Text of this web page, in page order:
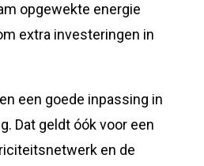
opgewekte energie
extra investeringen in
een goede inpassing in
Dat geldt óók voor een
en de